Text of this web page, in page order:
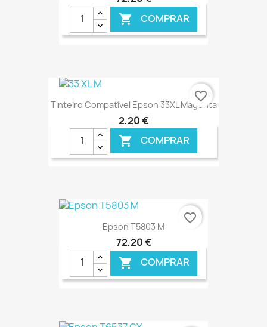
 COMPRAR
€ ONLINE
Tinteiro Compatível Epson 33XL Magenta
2,20 €
 COMPRAR
€ ONLINE
favorite_border
Epson T5803 M
72,20 €
 COMPRAR
favorite_border